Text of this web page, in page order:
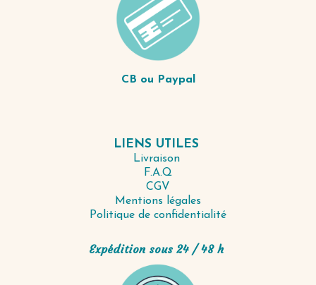
CB ou Paypal
LIENS UTILES
Livraison
F.A.Q
CGV
Mentions légales
Politique de confidentialité
Expédition sous 24 / 48 h